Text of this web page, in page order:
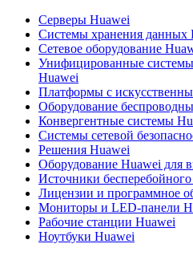
Серверы Huawei
Системы хранения данных
Сетевое оборудование
Унифицированные системы
Huawei
Платформы с
Оборудование
Конвергентные системы
Системы сетевой
Решения Huawei
Оборудование Huawei для
Источники
Лицензии и программное
Мониторы и LED-панели
Рабочие станции Huawei
Ноутбуки Huawei